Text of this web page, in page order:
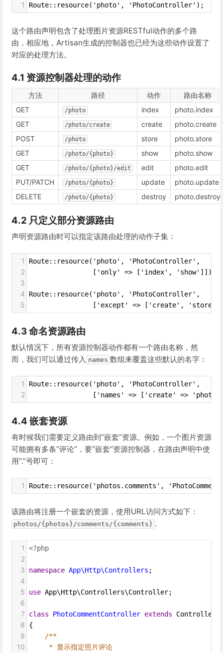
1 Route::resource('photo', 'PhotoController');
这个路由声明包含了处理图片资源RESTful动作的多个路
由，相应地，Artisan生成的控制器也已经为这些动作设置了
对应的处理方法。
4.1 资源控制器处理的动作
方法 路径 动作
路由名称
GET
/photo index
photo.index
GET
/photo/create create
photo.create
POST
/photo store
photo.store
GET
/photo/{photo} show
photo.show
GET
/photo/{photo}/edit edit
photo.edit
PUT/PATCH
/photo/{photo} update
photo.update
DELETE
/photo/{photo} destroy photo.destroy
4.2 只定义部分资源路由
声明资源路由时可以指定该路由处理的动作子集：
1 Route::resource('photo', 'PhotoController',
2
                ['only' => ['index', 'show']]);
3
4
Route::resource('photo', 'PhotoController',
5
['except' => ['create',
4.3 命名资源路由
默认情况下，所有资源控制器动作都有一个路由名称，然
而，我们可以通过传入 names 数组来覆盖这些默认的名字：
1 Route::resource('photo', 'PhotoController',
2
['names' => ['create' =>
4.4 嵌套资源
有时候我们需要定义路由到“嵌套”资源。例如，一个图片资源
可能拥有多条“评论”，要“嵌套”资源控制器，在路由声明中使
用“.”号即可：
1 Route::resource('photos.comments',
该路由将注册一个嵌套的资源，使用URL访问方式如下：
photos/{photos}/comments/{comments} .
1 <?php
2
3
namespace App\Http\Controllers ;
4
5
use App\Http\Controllers\Controller;
6
7
class PhotoCommentController extends Controller
8 {
9 /**
10 * 显示指定照片评论